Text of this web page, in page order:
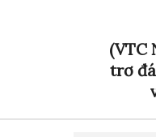
(VTC
trơ